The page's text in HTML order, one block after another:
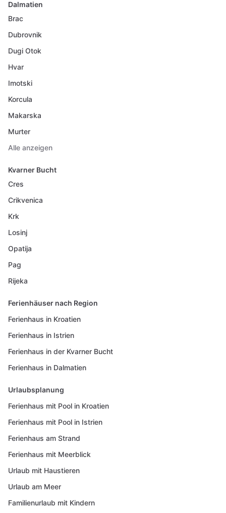
Dalmatien
Brac
Dubrovnik
Dugi Otok
Hvar
Imotski
Korcula
Makarska
Murter
Alle anzeigen
Kvarner Bucht
Cres
Crikvenica
Krk
Losinj
Opatija
Pag
Rijeka
Ferienhäuser nach Region
Ferienhaus in Kroatien
Ferienhaus in Istrien
Ferienhaus in der Kvarner Bucht
Ferienhaus in Dalmatien
Urlaubsplanung
Ferienhaus mit Pool in Kroatien
Ferienhaus mit Pool in Istrien
Ferienhaus am Strand
Ferienhaus mit Meerblick
Urlaub mit Haustieren
Urlaub am Meer
Familienurlaub mit Kindern